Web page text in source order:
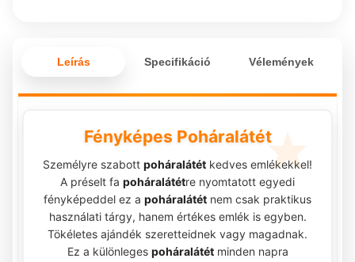
Leírás Specifikáció Vélemények
Fényképes Poháralátét
Személyre szabott poháralátét kedves emlékekkel!
A préselt fa poháralátétre nyomtatott egyedi
fényképeddel ez a poháralátét nem csak praktikus
használati tárgy, hanem értékes emlék is egyben.
Tökéletes ajándék szeretteidnek vagy magadnak.
Ez a különleges poháralátétminden napra